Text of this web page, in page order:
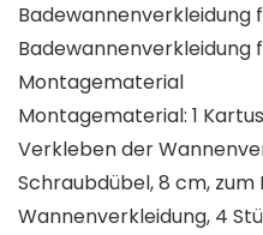
Badewannenverkleidung
Badewannenverkleidung
Montagematerial
Montagematerial: 1
Verkleben der
Schraubdübel, 8 cm, zum
Wannenverkleidung, 4